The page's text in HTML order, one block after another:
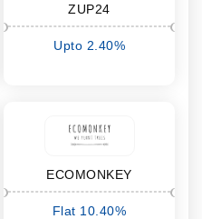
ZUP24
Upto 2.40%
ECOMONKEY
Flat 10.40%